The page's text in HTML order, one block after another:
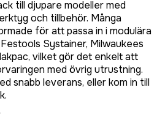
till djupare modeller med
och tillbehör. Många
för att passa in i modulära
Systainer, Milwaukees
vilket gör det enkelt att
med övrig utrustning.
snabb leverans, eller kom in till